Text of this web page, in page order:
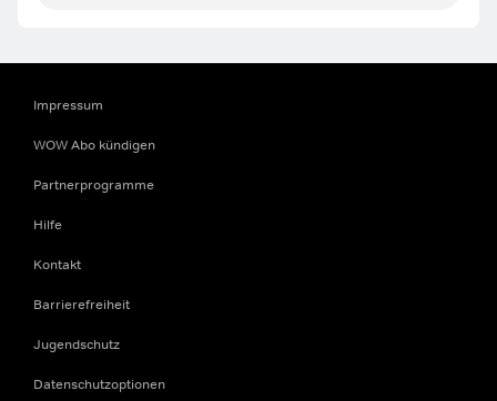
Impressum
WOW Abo kündigen
Partnerprogramme
Hilfe
Kontakt
Barrierefreiheit
Jugendschutz
Datenschutzoptionen